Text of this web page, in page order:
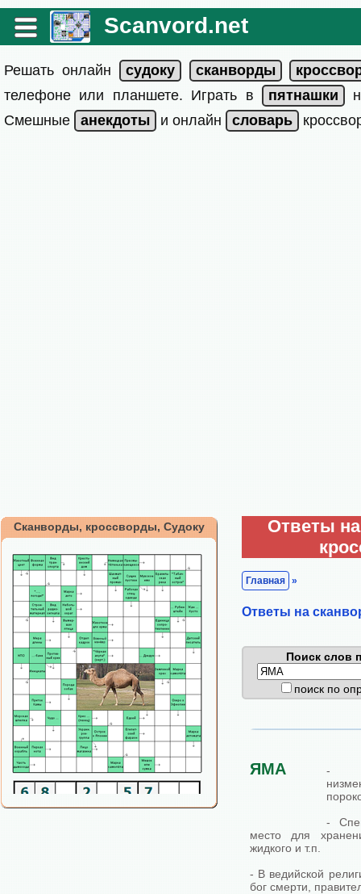
Scanvord.net
Решать онлайн
телефоне или планшете. Играть в
Смешные
и онлайн
Сканворды, кроссворды, Судоку
Ответы
Главная »
Ответы на
Поиск слов
поиск по
ЯМА
-
-
место для
жидкого и т.п.
- В ведийской
бог смерти,